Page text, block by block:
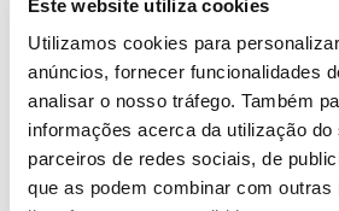
Este website utiliza cookies
Utilizamos cookies para
anúncios, fornecer funcionalidades
analisar o nosso tráfego. Também
informações acerca da utilização
parceiros de redes sociais, de
que as podem combinar com outras
(descasque) das invasoras acácias.
associação realiza a sua
Saber mais
13.07.2026